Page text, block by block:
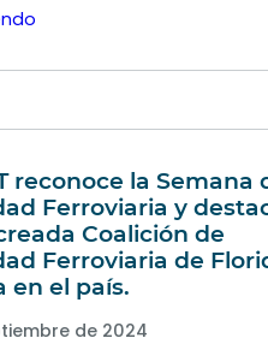
reconoce la Semana
Ferroviaria y
Coalición de
Ferroviaria de
en el país.
de 2024